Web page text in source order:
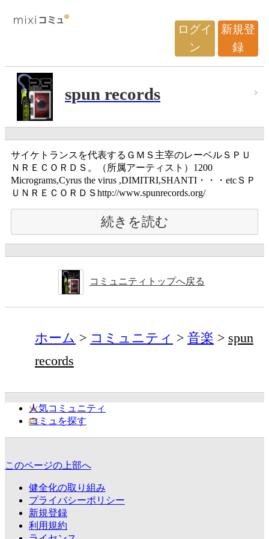
ログイ
ン
新規登
録
spun records
サイケトランスを代表するＧＭＳ主宰のレーベルＳＰＵ
ＮＲＥＣＯＲＤＳ。（所属アーティスト）1200
Micrograms,Cyrus the virus ,DIMITRI,SHANTI・・・etcＳＰ
ＵＮＲＥＣＯＲＤＳhttp://www.spunrecords.org/
続きを読む
コミュニティトップへ戻る
ホーム コミュニティ 音楽
spun
records
人気コミュニティ
コミュを探す
このページの上部へ
健全化の取り組み
プライバシーポリシー
新規登録
利用規約